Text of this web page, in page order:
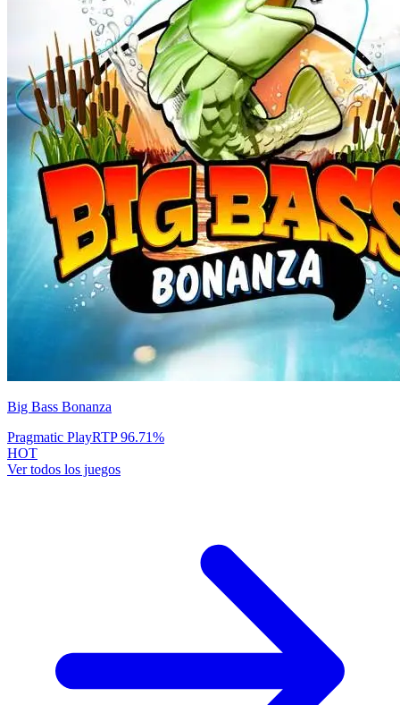
Big Bass Bonanza
Pragmatic PlayRTP96.71%
HOT
Ver todos los juegos